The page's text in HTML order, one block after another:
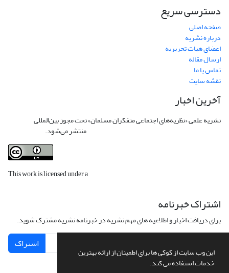
این وب سایت از کوکی ها برای اطمینان از ارائه بهترین
خدمات استفاده می کند.
دسترسی سریع
صفحه اصلی
درباره نشریه
اعضای هیات تحریریه
ارسال مقاله
تماس با ما
نقشه سایت
آخرین اخبار
نشریه علمی «نظریه‌های اجتماعی متفکران مسلمان» تحت مجوز بین‌المللی
منتشر می‌شود.
This work is licensed under a
اشتراک خبرنامه
برای دریافت اخبار و اطلاعیه های مهم نشریه در خبرنامه نشریه مشترک شوید.
اشتراک